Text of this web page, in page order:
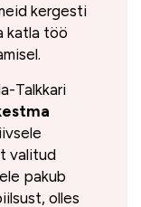
kergesti
katla töö
Talkkari
valitud
pakub
olles